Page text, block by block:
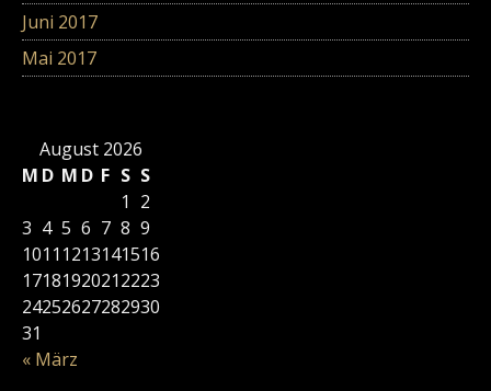
Juni 2017
Mai 2017
August 2026
M D M D F S S
« März
1 2
3 4 5 6 7 8 9
1011 1213141516
17181920212223
24252627282930
31